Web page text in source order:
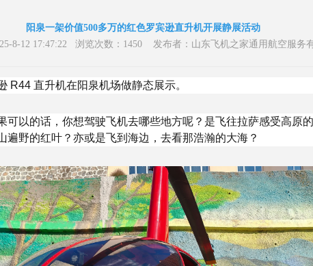
阳泉一架价值500多万的红色罗宾逊直升机开展静展活动
8-12 17:47:22 浏览次数：1450 发布者：山东飞机之家通用航空服务
R44 直升机在阳泉机场做静态展示。
可以的话，你想驾驶飞机去哪些地方呢？是飞往拉萨感受高原
遍野的红叶？亦或是飞到海边，去看那浩瀚的大海？